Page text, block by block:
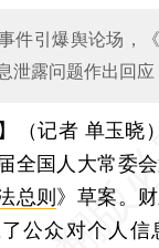
件引爆舆论场，
泄露问题作出回应
（记者 单玉晓）
全国人大常委
总则 》草案。
公众对个人信